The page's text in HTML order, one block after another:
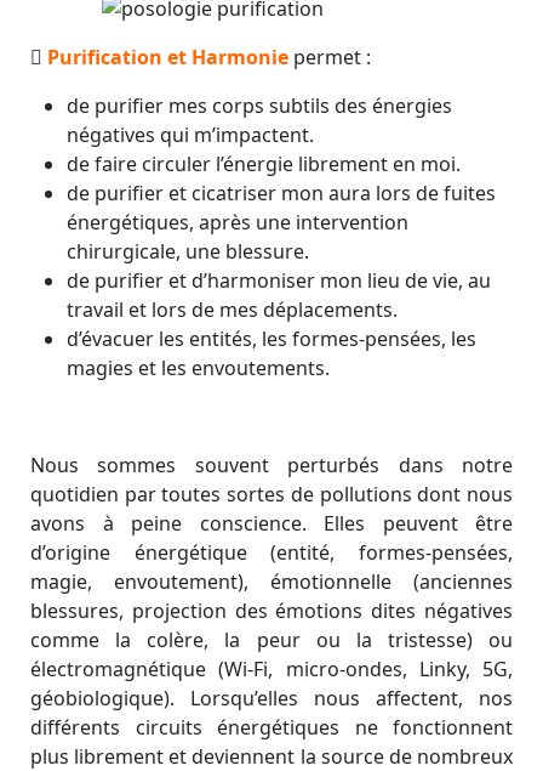
Purification et Harmonie permet :
de purifier mes corps subtils des énergies
négatives qui m’impactent.
de faire circuler l’énergie librement en moi.
de purifier et cicatriser mon aura lors de fuites
énergétiques, après une intervention
chirurgicale, une blessure.
de purifier et d’harmoniser mon lieu de vie, au
travail et lors de mes déplacements.
d’évacuer les entités, les formes-pensées, les
magies et les envoutements.
Nous sommes souvent perturbés dans notre
quotidien par toutes sortes de pollutions dont nous
avons à peine conscience. Elles peuvent être
d’origine énergétique (entité, formes-pensées,
magie, envoutement), émotionnelle (anciennes
blessures, projection des émotions dites négatives
comme la colère, la peur ou la tristesse) ou
électromagnétique (Wi-Fi, micro-ondes, Linky, 5G,
géobiologique). Lorsqu’elles nous affectent, nos
différents circuits énergétiques ne fonctionnent
plus librement et deviennent la source de nombreux